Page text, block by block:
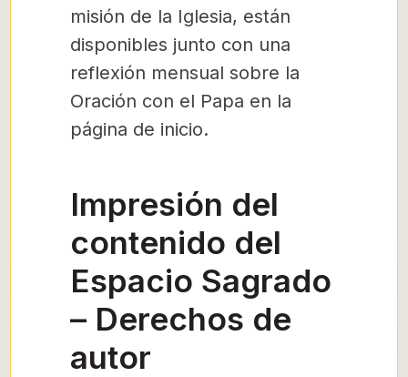
misión de la Iglesia, están
disponibles junto con una
reflexión mensual sobre la
Oración con el Papa en la
página de inicio.
Impresión del
contenido del
Espacio Sagrado
– Derechos de
autor